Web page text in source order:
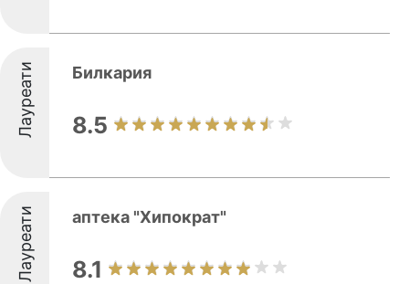
Лауреати Билкария
8.5
Лауреати аптека "Хипократ"
8.1